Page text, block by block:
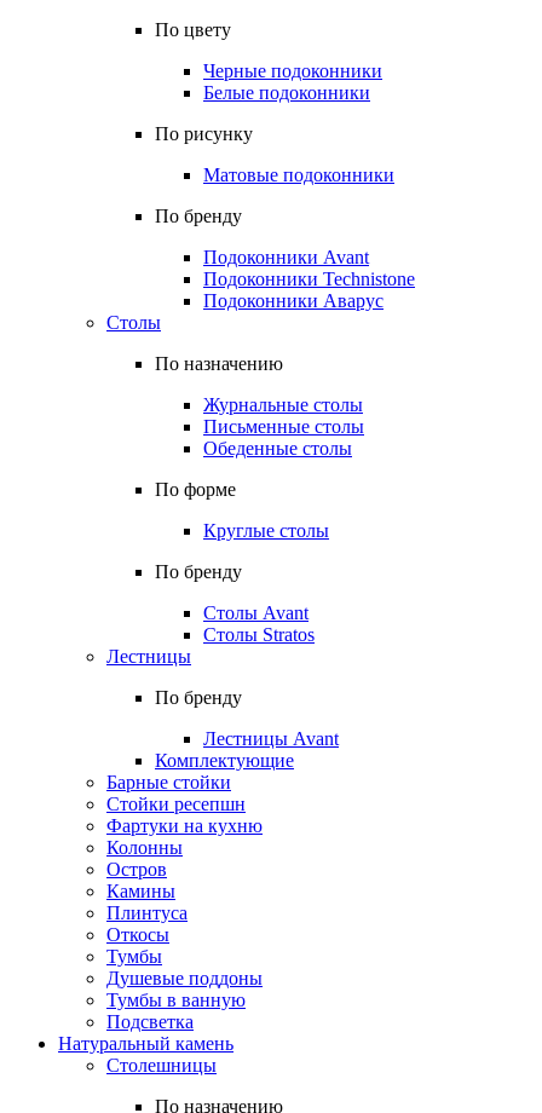
По цвету
Черные подоконники
Белые подоконники
По рисунку
Матовые подоконники
По бренду
Подоконники Avant
Подоконники Technistone
Подоконники Аварус
Столы
По назначению
Журнальные столы
Письменные столы
Обеденные столы
По форме
Круглые столы
По бренду
Столы Avant
Столы Stratos
Лестницы
По бренду
Лестницы Avant
Комплектующие
Барные стойки
Стойки ресепшн
Фартуки на кухню
Колонны
Остров
Камины
Плинтуса
Откосы
Тумбы
Душевые поддоны
Тумбы в ванную
Подсветка
Натуральный камень
Столешницы
По назначению